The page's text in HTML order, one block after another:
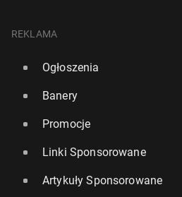
REKLAMA
Ogłoszenia
Banery
Promocje
Linki Sponsorowane
Artykuły Sponsorowane